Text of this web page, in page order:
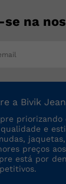
se na
a Bivik
e
preços
está por